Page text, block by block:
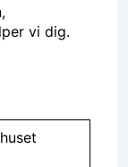
vi dig.